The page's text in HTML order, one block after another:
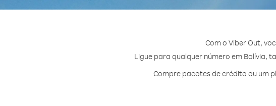
Com o Viber Out,
Ligue para qualquer número em Bolívia,
Compre pacotes de crédito ou um